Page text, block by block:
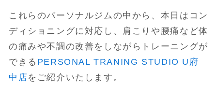
これらのパーソナルジムの中から、本日はコン
ディショニングに対応し、肩こりや腰痛など体
の痛みや不調の改善をしながらトレーニングが
できる PERSONAL TRANING STUDIO U府
中店をご紹介いたします。